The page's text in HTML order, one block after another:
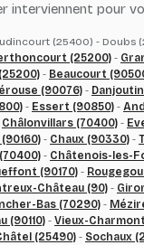
interviennent pour
(25400) - Doubs
(25200) -
- Beaucourt
(90076) -
- Essert (90850) -
Châlonvillars (70400) -
- Chaux (90330) -
- Châtenois-les-
(90170) -
Château (90) -
Bas (70290) -
(90110) - Vieux-
(25490) - Sochaux